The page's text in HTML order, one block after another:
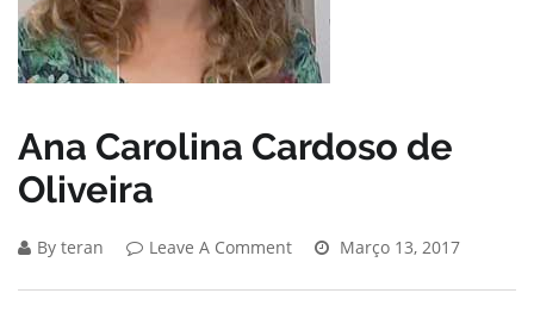
Ana Carolina Cardoso de
Oliveira
By teran Leave A Comment Março 13, 2017